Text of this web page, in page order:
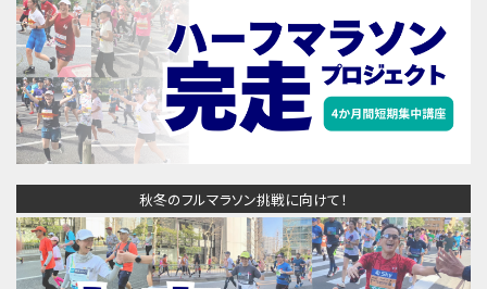
秋冬のフルマラソン挑戦に向けて！